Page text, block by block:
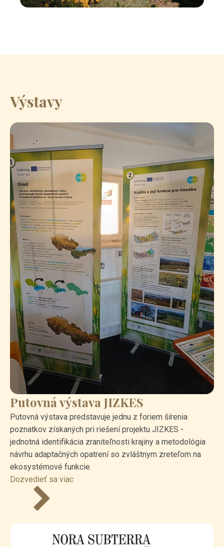
Výstavy
Putovná výstava JIZKES
Putovná výstava predstavuje jednu z foriem šírenia
poznatkov získaných pri riešení projektu JIZKES -
jednotná identifikácia zraniteľnosti krajiny a metodológia
návrhu adaptačných opatrení so zvláštnym zreteľom na
ekosystémové funkcie.
Dozvedieť sa viac